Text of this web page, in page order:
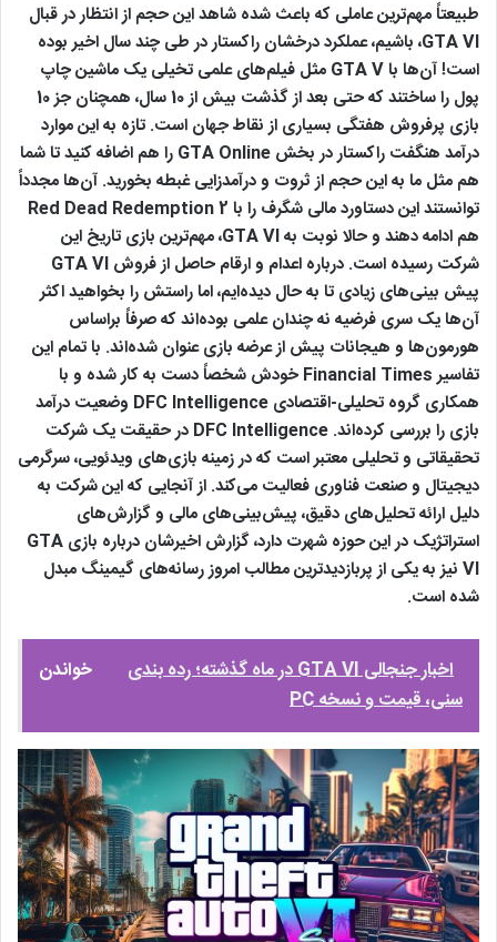
طبیعتاً مهم‌ترین عاملی که باعث شده شاهد این حجم از انتظار در قبال
GTA VI، باشیم، عملکرد درخشان راکستار در طی چند سال اخیر بوده
است! آن‌ها با GTA V مثل فیلم‌های علمی تخیلی یک ماشین چاپ
پول را ساختند که حتی بعد از گذشت بیش از 10 سال، همچنان جز 10
بازی پرفروش هفتگی بسیاری از نقاط جهان است. تازه به این موارد
درآمد هنگفت راکستار در بخش GTA Online را هم اضافه کنید تا شما
هم مثل ما به این حجم از ثروت و درآمدزایی غبطه بخورید. آن‌ها مجدداً
توانستند این دستاورد مالی شگرف را با Red Dead Redemption 2
هم ادامه دهند و حالا نوبت به GTA VI، مهم‌ترین بازی تاریخ این
شرکت رسیده است. درباره اعدام و ارقام حاصل از فروش GTA VI
پیش بینی‌های زیادی تا به حال دیده‌ایم، اما راستش را بخواهید اکثر
آن‌ها یک سری فرضیه نه چندان علمی بوده‌اند که صرفاً براساس
هورمون‌ها و هیجانات پیش از عرضه بازی عنوان شده‌اند. با تمام این
تفاسیر Financial Times خودش شخصاً دست به کار شده و با
همکاری گروه تحلیلی-اقتصادی DFC Intelligence وضعیت درآمد
بازی را بررسی کرده‌اند. DFC Intelligence در حقیقت یک شرکت
تحقیقاتی و تحلیلی معتبر است که در زمینه بازی‌های ویدئویی، سرگرمی
دیجیتال و صنعت فناوری فعالیت می‌کند. از آنجایی که این شرکت به
دلیل ارائه تحلیل‌های دقیق، پیش‌بینی‌های مالی و گزارش‌های
استراتژیک در این حوزه شهرت دارد، گزارش اخیرشان درباره بازی GTA
VI نیز به یکی از پربازدیدترین مطالب امروز رسانه‌های گیمینگ مبدل
شده است.
خواندن
اخبار جنجالی GTA VI در ماه گذشته؛ رده بندی
سنی، قیمت و نسخه PC